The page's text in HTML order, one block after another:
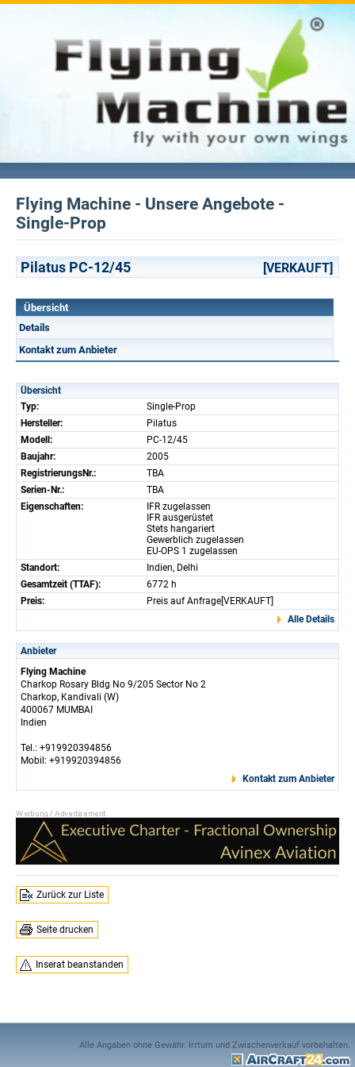
Flying Machine - Unsere Angebote -
Single-Prop
Pilatus PC-12/45 [VERKAUFT]
Übersicht
Details
Kontakt zum Anbieter
Übersicht
Typ:
Single-Prop
Hersteller:
Pilatus
Modell:
PC-12/45
Baujahr:
2005
RegistrierungsNr.:
TBA
Serien-Nr.:
TBA
Eigenschaften:
IFR zugelassen
IFR ausgerüstet
Stets hangariert
Gewerblich zugelassen
EU-OPS 1 zugelassen
Standort:
Indien, Delhi
Gesamtzeit (TTAF):
6772 h
Preis:
Preis auf Anfrage[VERKAUFT]
Alle Details
Anbieter
Flying Machine
Charkop Rosary Bldg No 9/205 Sector No 2
Charkop, Kandivali (W)
400067 MUMBAI
Indien
Tel.: +919920394856
Mobil: +919920394856
Kontakt zum Anbieter
Zurück zur Liste
Seite drucken
Inserat beanstanden
Alle Angaben ohne Gewähr. Irrtum und Zwischenverkauf vorbehalten.